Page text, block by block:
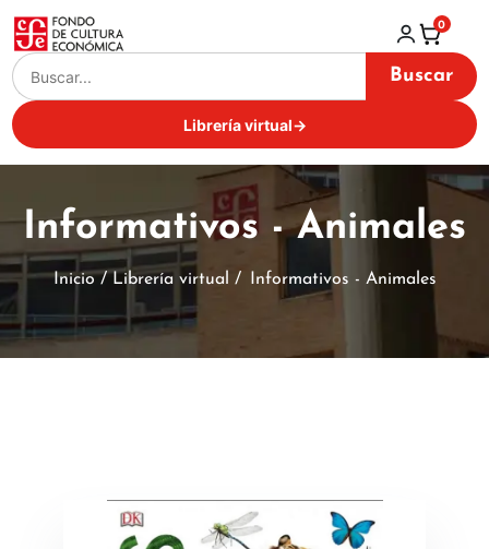
Buscar
Librería virtual→
0
Informativos - Animales
Inicio / Librería virtual / Informativos - Animales